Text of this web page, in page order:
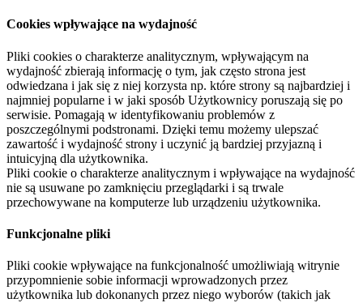
Cookies wpływające na wydajność
Pliki cookies o charakterze analitycznym, wpływającym na
wydajność zbierają informację o tym, jak często strona jest
odwiedzana i jak się z niej korzysta np. które strony są najbardziej i
najmniej popularne i w jaki sposób Użytkownicy poruszają się po
serwisie. Pomagają w identyfikowaniu problemów z
poszczególnymi podstronami. Dzięki temu możemy ulepszać
zawartość i wydajność strony i uczynić ją bardziej przyjazną i
intuicyjną dla użytkownika.
Pliki cookie o charakterze analitycznym i wpływające na wydajność
nie są usuwane po zamknięciu przeglądarki i są trwale
przechowywane na komputerze lub urządzeniu użytkownika.
Funkcjonalne pliki
Pliki cookie wpływające na funkcjonalność umożliwiają witrynie
przypomnienie sobie informacji wprowadzonych przez
użytkownika lub dokonanych przez niego wyborów (takich jak